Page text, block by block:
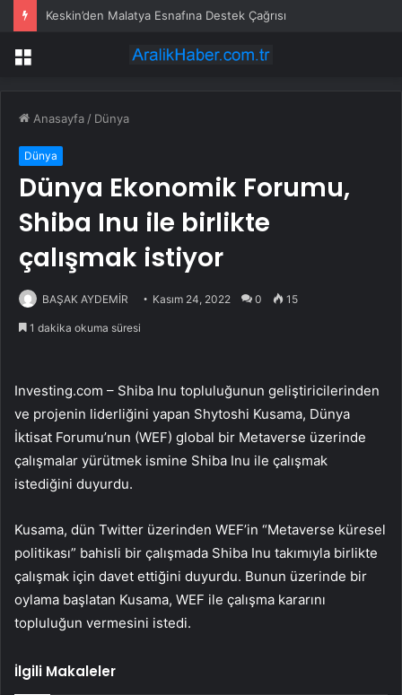
Keskin’den Malatya Esnafına Destek Çağrısı
Menü
Anasayfa / Dünya
Dünya
Dünya Ekonomik Forumu,
Shiba Inu ile birlikte
çalışmak istiyor
BAŞAK AYDEMİR Kasım 24, 2022 0 15
1 dakika okuma süresi
Investing.com – Shiba Inu topluluğunun geliştiricilerinden
ve projenin liderliğini yapan Shytoshi Kusama, Dünya
İktisat Forumu’nun (WEF) global bir Metaverse üzerinde
çalışmalar yürütmek ismine Shiba Inu ile çalışmak
istediğini duyurdu.
Kusama, dün Twitter üzerinden WEF’in “Metaverse küresel
politikası” bahisli bir çalışmada Shiba Inu takımıyla birlikte
çalışmak için davet ettiğini duyurdu. Bunun üzerinde bir
oylama başlatan Kusama, WEF ile çalışma kararını
topluluğun vermesini istedi.
İlgili Makaleler